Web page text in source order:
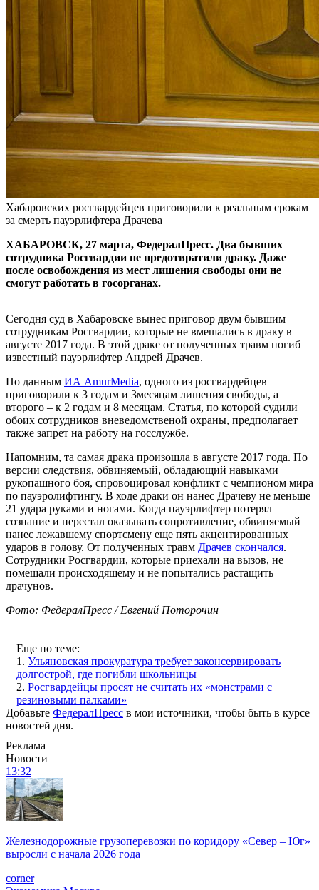
Хабаровских росгвардейцев приговорили к реальным срокам
за смерть пауэрлифтера Драчева
ХАБАРОВСК, 27 марта, ФедералПресс. Два бывших
сотрудника Росгвардии не предотвратили драку. Даже
после освобождения из мест лишения свободы они не
смогут работать в госорганах.
Сегодня суд в Хабаровске вынес приговор двум бывшим
сотрудникам Росгвардии, которые не вмешались в драку в
августе 2017 года. В этой драке от полученных травм погиб
известный пауэрлифтер Андрей Драчев.
По данным ИА AmurMedia, одного из росгвардейцев
приговорили к 3 годам и 3месяцам лишения свободы, а
второго – к 2 годам и 8 месяцам. Статья, по которой судили
обоих сотрудников вневедомственой охраны, предполагает
также запрет на работу на госслужбе.
Напомним, та самая драка произошла в августе 2017 года. По
версии следствия, обвиняемый, обладающий навыками
рукопашного боя, спровоцировал конфликт с чемпионом мира
по пауэролифтингу. В ходе драки он нанес Драчеву не меньше
21 удара руками и ногами. Когда пауэрлифтер потерял
сознание и перестал оказывать сопротивление, обвиняемый
нанес лежавшему спортсмену еще пять акцентированных
ударов в голову. От полученных травм Драчев скончался.
Сотрудники Росгвардии, которые приехали на вызов, не
помешали происходящему и не попытались растащить
драчунов.
Фото: ФедералПресс / Евгений Поторочин
Еще по теме:
1. Ульяновская прокуратура требует законсервировать
долгострой, где погибли школьницы
2. Росгвардейцы просят не считать их «монстрами с
резиновыми палками»
Добавьте ФедералПресс в мои источники, чтобы быть в курсе
новостей дня.
Реклама
Новости
13:32
Железнодорожные грузоперевозки по коридору «Север – Юг»
выросли с начала 2026 года
corner